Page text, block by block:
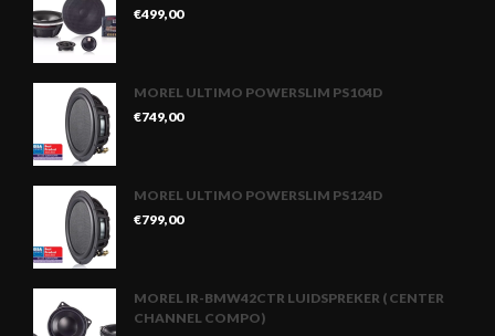
€499,00
MOREL ULTIMO POWERSLIM PS104D
€749,00
MOREL ULTIMO POWERSLIM PS124D
€799,00
MOREL IR-BMW42CTR LUIDSPREKER ( CENTER
CHANNEL COMPO)